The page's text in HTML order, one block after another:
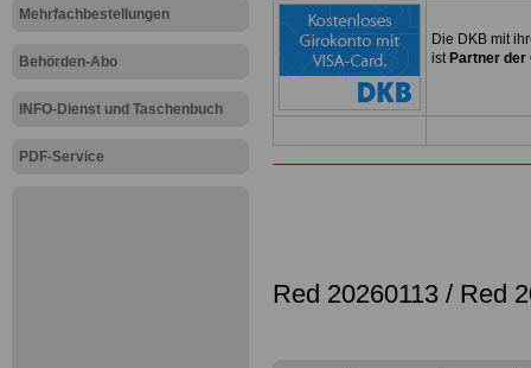
Mehrfachbestellungen
Behörden-Abo
INFO-Dienst und Taschenbuch
PDF-Service
Die DKB mit
ist Partner der
Red 20260113 / Red